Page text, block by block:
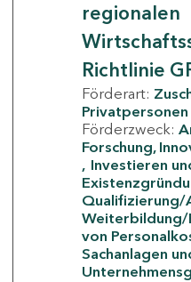
regionalen
Richtlinie
Förderart:
Privatpersonen
Förderzweck:
Forschung,
Investieren
Qualifizierung/
Weiterbildung/
von
Sachanlagen